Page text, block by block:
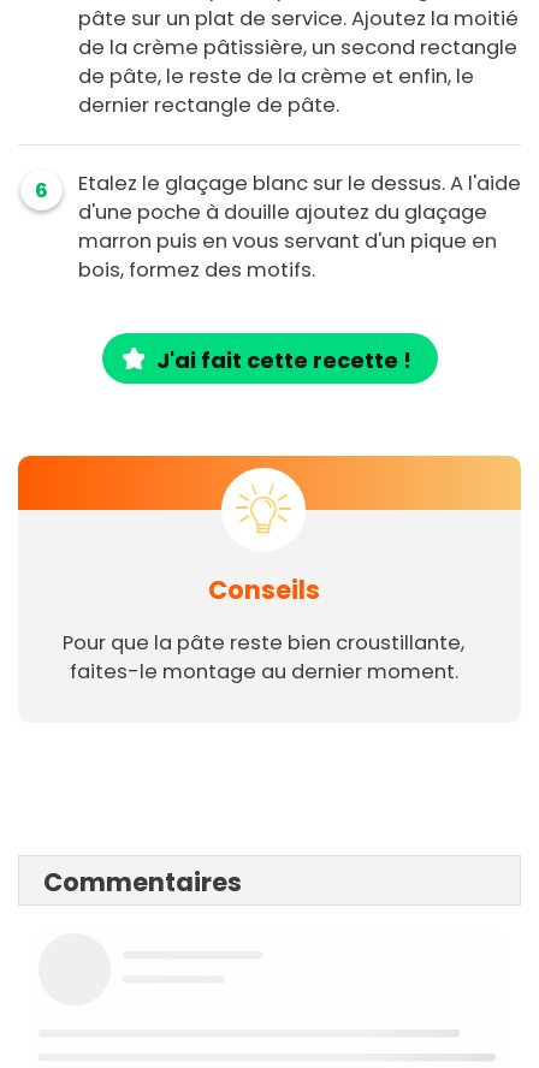
pâte sur un plat de service. Ajoutez la moitié
de la crème pâtissière, un second rectangle
de pâte, le reste de la crème et enfin, le
dernier rectangle de pâte.
6
Etalez le glaçage blanc sur le dessus. A l'aide
d'une poche à douille ajoutez du glaçage
marron puis en vous servant d'un pique en
bois, formez des motifs.
J'ai fait cette recette !
Conseils
Pour que la pâte reste bien croustillante,
faites-le montage au dernier moment.
Commentaires